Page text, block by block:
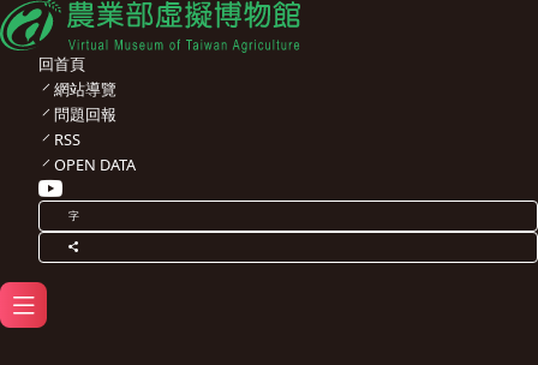
回首頁
網站導覽
問題回報
RSS
OPEN DATA
字